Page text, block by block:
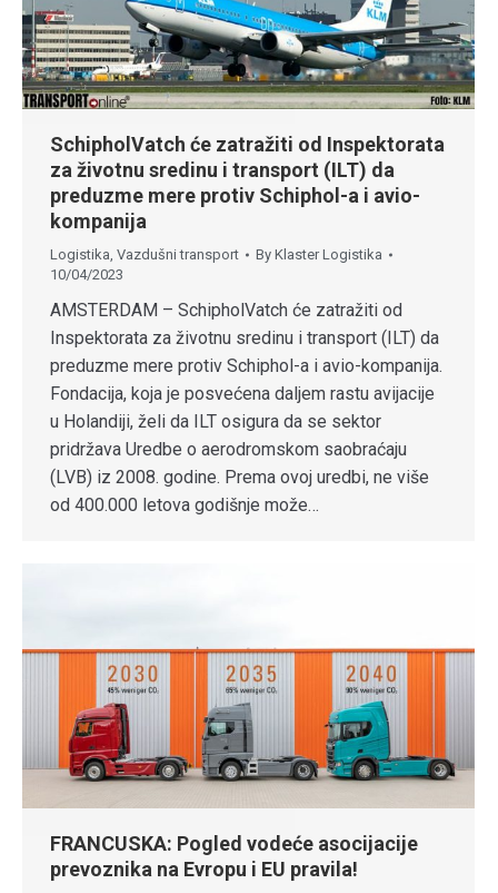
SchipholVatch će zatražiti od Inspektorata
za životnu sredinu i transport (ILT) da
preduzme mere protiv Schiphol-a i avio-
kompanija
Logistika Vazdušni transport By Klaster Logistika
10/04/2023
AMSTERDAM – SchipholVatch će zatražiti od
Inspektorata za životnu sredinu i transport (ILT) da
preduzme mere protiv Schiphol-a i avio-kompanija.
Fondacija, koja je posvećena daljem rastu avijacije
u Holandiji, želi da ILT osigura da se sektor
pridržava Uredbe o aerodromskom saobraćaju
(LVB) iz 2008. godine. Prema ovoj uredbi, ne više
od 400.000 letova godišnje može…
FRANCUSKA: Pogled vodeće asocijacije
prevoznika na Evropu i EU pravila!